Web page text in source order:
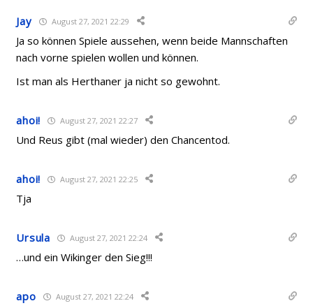
Jay August 27, 2021 22:29
Ja so können Spiele aussehen, wenn beide Mannschaften
nach vorne spielen wollen und können.
Ist man als Herthaner ja nicht so gewohnt.
ahoi! August 27, 2021 22:27
Und Reus gibt (mal wieder) den Chancentod.
ahoi! August 27, 2021 22:25
Tja
Ursula August 27, 2021 22:24
…und ein Wikinger den Sieg!!!
apo August 27, 2021 22:24